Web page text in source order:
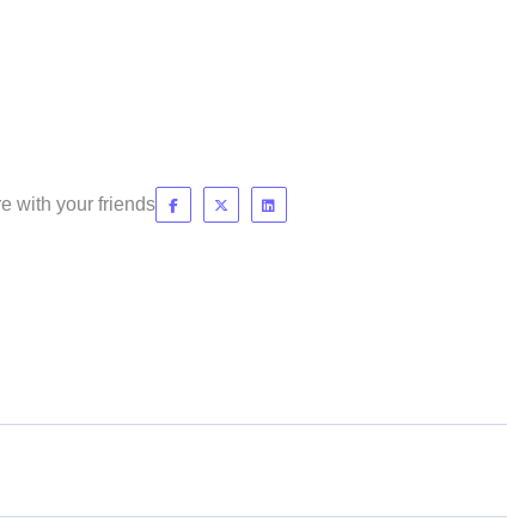
with your friends